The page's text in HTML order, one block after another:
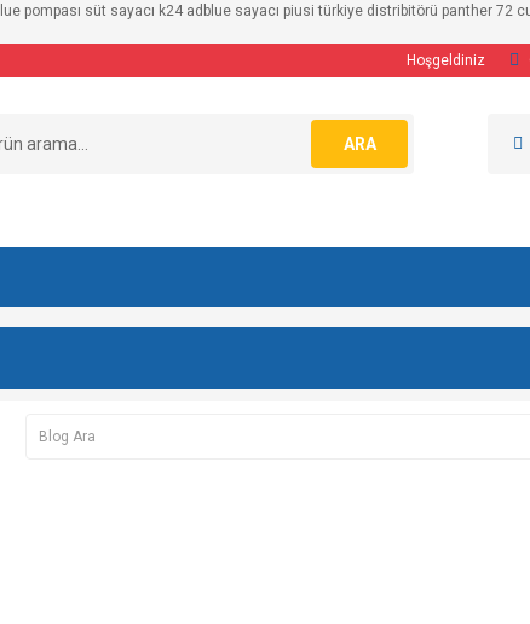
pompası süt sayacı k24 adblue sayacı piusi türkiye distribitörü panther 72
Hoşgeldiniz
ARA